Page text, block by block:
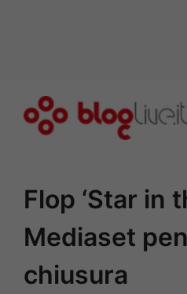
Flop ‘Star in
Mediaset
chiusura